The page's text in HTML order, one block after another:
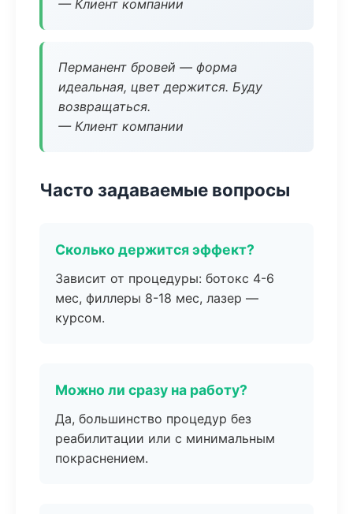
— Клиент компании
Перманент бровей — форма
идеальная, цвет держится. Буду
возвращаться.
— Клиент компании
Часто задаваемые вопросы
Сколько держится эффект?
Зависит от процедуры: ботокс 4-6
мес, филлеры 8-18 мес, лазер —
курсом.
Можно ли сразу на работу?
Да, большинство процедур без
реабилитации или с минимальным
покраснением.